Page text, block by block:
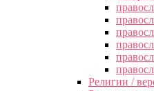
Религии /